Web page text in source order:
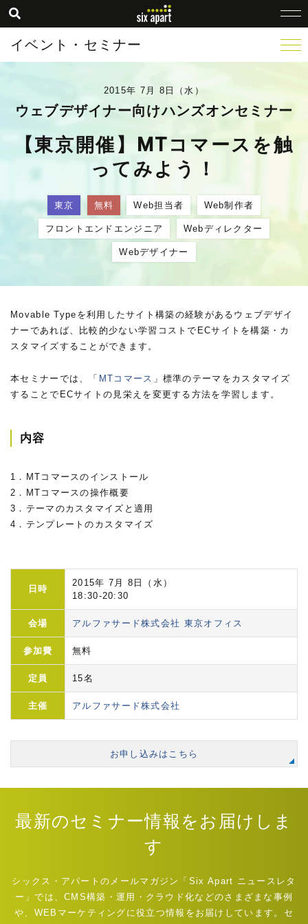
イベント・セミナー
2015年 7月 8日（水）
ウェブデザイナー向けハンズオンセミナー
【東京開催】MTコマースを触
ってみよう！
東京 無料 Web担当者 Web制作者
フロントエンドエンジニア Webディレクター
Webデザイナー
Movable Typeを利用したサイト構築の経験があるウェブデザイ
ナーであれば、比較的少ない学習コストでECサイトを構築・カ
スタマイズすることができます。
本セミナーでは、「 MTコマース 」標準のテーマをカスタマイズ
することでECサイトの見栄えを変更する方法を学習します。
内容
1．MTコマースのインストール
2．MTコマースの操作概要
3．テーマのカスタマイズと適用
4．テンプレートのカスタマイズ
日時
2015年 7月 8日（水）
18:30-20:30
会場 アルファサード株式会社 東京オフィス
参加費 無料
定員 15名
主催 アルファサード株式会社
お申し込みはこちら
最新のセミナー情報をお届けしま
す
シックス・アパートのメールマガジン「Six Apart ニュースレタ
ー」では、CMS構築・運用・クラウド化などのさまざまな事例
や、WEBマーケティングに役立つ情報をお届けしています。セ